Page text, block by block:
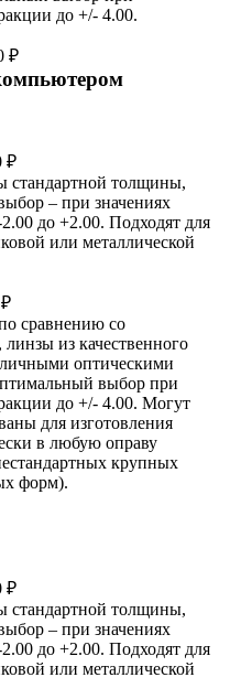
до +/- 4.00.
₽
₽
стандартной толщины,
– при значениях
до +2.00. Подходят для
или металлической
сравнению со
из качественного
оптическими
выбор при
до +/- 4.00. Могут
для изготовления
в любую оправу
крупных
форм).
₽
стандартной толщины,
– при значениях
до +2.00. Подходят для
или металлической